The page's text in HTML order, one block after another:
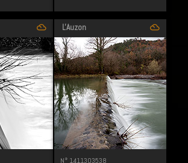
filter_drama filter_drama
L'Auzon
N° 1411303538